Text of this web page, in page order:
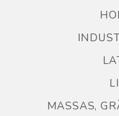
MASSAS,